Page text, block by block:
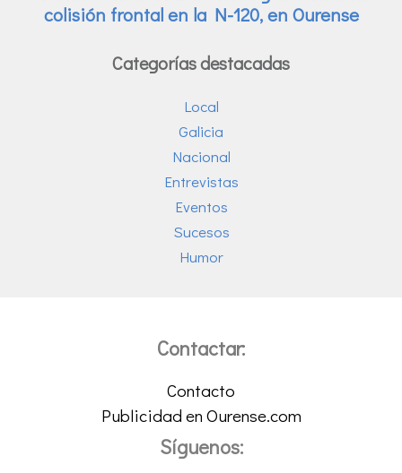
Categorías destacadas
Local
Galicia
Nacional
Entrevistas
Eventos
Sucesos
Humor
Contactar:
Contacto
Publicidad en Ourense.com
Síguenos: